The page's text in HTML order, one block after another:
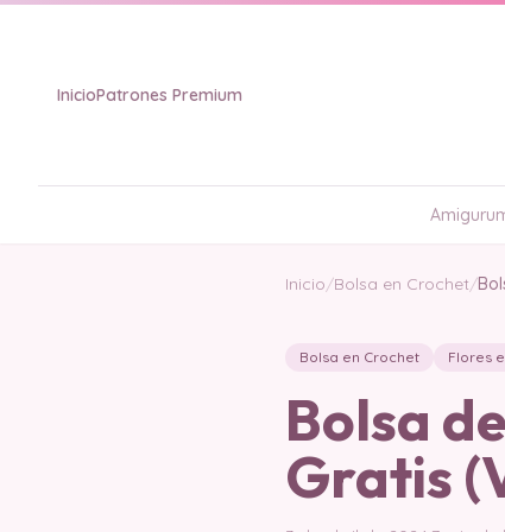
InicioPatrones Premium
Inicio/Bolsa en Crochet/
Bolsa en Crochet Flores
Bolsa
Gratis